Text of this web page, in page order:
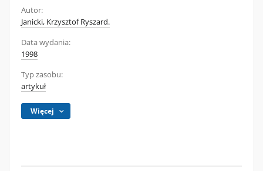
Autor:
Janicki, Krzysztof Ryszard.
Data wydania:
1998
Typ zasobu:
artykuł
Więcej